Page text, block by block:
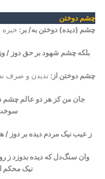
چشم دوختن
چشم (دیده) دوختن به/ بر:
بلکه چشم شهود بر حق دوز /
چشم دوختن از: ندیدن و صرف
جان من کز هر دو عالم چشم
ز عیب نیک مردم دیده بر دوز /
وان سنگ‌دل که دیده بدوزد ز
نیک